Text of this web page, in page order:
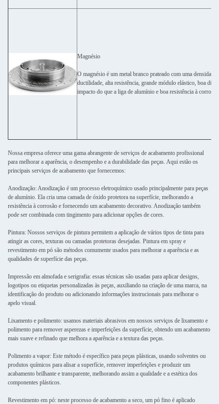
Magnésio
O magnésio é um metal branco prateado com uma
ductilidade, alta resistência, grande módulo elástico, boa
impacto do que a liga de alumínio e boa resistência à
Nossa empresa oferece uma gama abrangente de serviços de acabamento profissional
para melhorar a aparência, o desempenho e a durabilidade das peças. Aqui estão os
principais serviços de acabamento que fornecemos:
Anodização: Anodização é um processo eletroquímico usado principalmente para peças
de alumínio. Ela cria uma camada de óxido protetora na superfície, melhorando a
resistência à corrosão e fornecendo um acabamento decorativo. Anodização também
pode ser combinada com tingimento para adicionar opções de cores.
Pintura: Nossos serviços de pintura permitem a aplicação de vários tipos de tinta para
atingir as cores, texturas ou camadas protetoras desejadas. Pintura em spray e
revestimento em pó são métodos comumente usados ​​para melhorar a aparência e as
qualidades de superfície das peças.
Impressão em almofada e serigrafia: essas técnicas são usadas para aplicar designs,
logotipos ou etiquetas personalizadas às peças, auxiliando na criação de uma marca, na
identificação do produto ou adicionando informações instrucionais para melhorar o
apelo visual.
Lixamento e polimento: usamos materiais abrasivos em nossos serviços de lixamento e
polimento para remover asperezas e imperfeições da superfície, obtendo um acabamento
mais suave e refinado que melhora a aparência e a textura das peças.
Polimento a vapor: Este método é específico para peças plásticas, usando solventes ou
produtos químicos para alisar a superfície, remover imperfeições e produzir um
acabamento brilhante e transparente, melhorando assim a qualidade e a estética dos
componentes plásticos.
Revestimento em pó: neste processo de acabamento a seco, um pó fino é aplicado